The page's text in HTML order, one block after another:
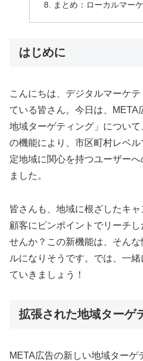
まとめ：ローカルマー
はじめに
こんにちは、デジタルマーケ
ている皆さん。今日は、META
地域ターゲティング」につい
の機能により、市区町村レベ
定地域に関心を持つユーザー
ました。
皆さんも、地域に根ざしたキ
顧客にピンポイントでリーチ
せんか？この新機能は、そん
ルになりそうです。では、一
ていきましょう！
拡張された地域ターゲ
META広告の新しい地域ターゲ